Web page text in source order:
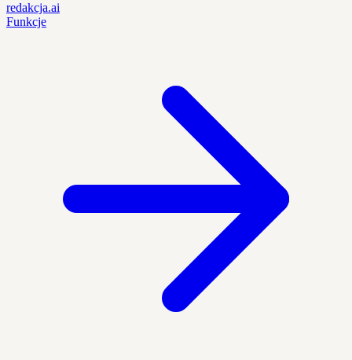
redakcja.ai
Funkcje